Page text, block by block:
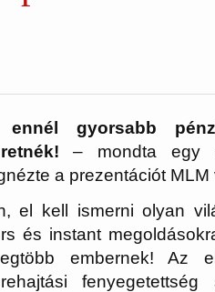
ennél gyorsabb
– mondta egy
a prezentációt
el kell ismerni olyan
és instant
embernek! Az